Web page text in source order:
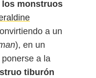
los monstruos
a un
), en un
a la
tiburón